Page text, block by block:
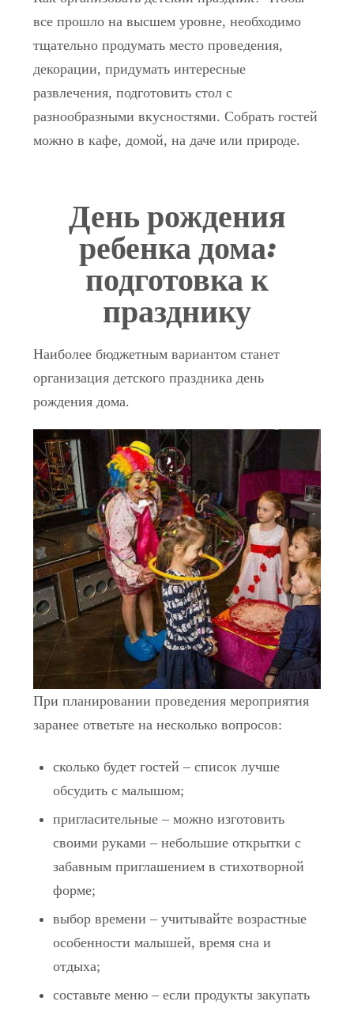
все прошло на высшем уровне, необходимо
тщательно продумать место проведения,
декорации, придумать интересные
развлечения, подготовить стол с
разнообразными вкусностями. Собрать гостей
можно в кафе, домой, на даче или природе.
День рождения
ребенка дома:
подготовка к
празднику
Наиболее бюджетным вариантом станет
организация детского праздника день
рождения дома.
При планировании проведения мероприятия
заранее ответьте на несколько вопросов:
сколько будет гостей – список лучше
обсудить с малышом;
пригласительные – можно изготовить
своими руками – небольшие открытки с
забавным приглашением в стихотворной
форме;
выбор времени – учитывайте возрастные
особенности малышей, время сна и
отдыха;
составьте меню – если продукты закупать